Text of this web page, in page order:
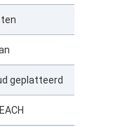
geplatteerd